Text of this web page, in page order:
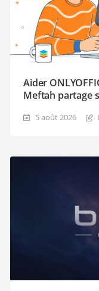
Aider
Meftah partage
5 août 2026